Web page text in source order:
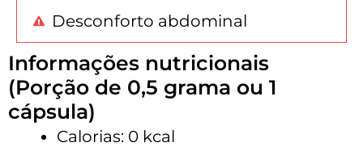
Desconforto abdominal
Informações nutricionais
(Porção de 0,5 grama ou 1
cápsula)
Calorias: 0 kcal